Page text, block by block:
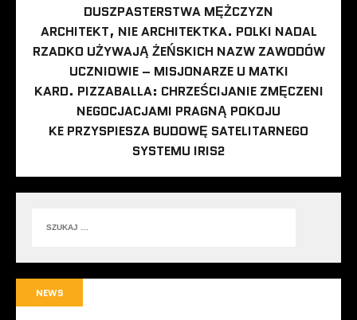
DUSZPASTERSTWA MĘŻCZYZN
ARCHITEKT, NIE ARCHITEKTKA. POLKI NADAL
RZADKO UŻYWAJĄ ŻEŃSKICH NAZW ZAWODÓW
UCZNIOWIE – MISJONARZE U MATKI
KARD. PIZZABALLA: CHRZEŚCIJANIE ZMĘCZENI
NEGOCJACJAMI PRAGNĄ POKOJU
KE PRZYSPIESZA BUDOWĘ SATELITARNEGO
SYSTEMU IRIS2
NEWS